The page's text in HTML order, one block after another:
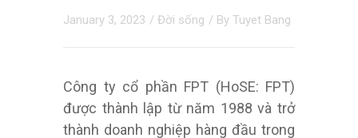
January 3, 2023 / Đời sống / By Tuyet Bang
Công ty cổ phần FPT (HoSE: FPT)
được thành lập từ năm 1988 và trở
thành doanh nghiệp hàng đầu trong